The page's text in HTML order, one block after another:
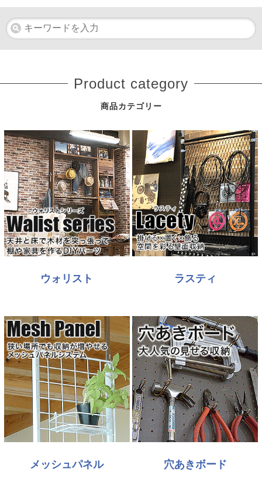
Product category
商品カテゴリー
ウォリスト ラスティ
メッシュパネル 穴あきボード